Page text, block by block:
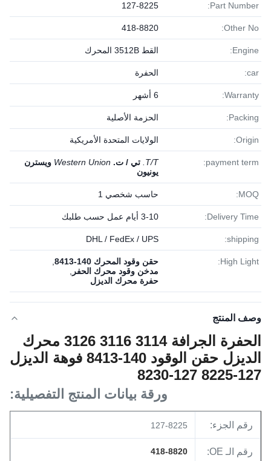
Part Number:
127-8225
Other No:
418-8820
Engine: القط 3512B المحرك
car: الحفرة
Warranty: 6 أشهر
Packing: الحزمة الأصلية
Origin: الولايات المتحدة الأمريكية
payment term:
T/T. تي / ت. Western Union ويسترن
يونيون
MOQ: حاسب شخصي 1
Delivery Time: 3-10 أيام عمل حسب طلبك
shipping:
DHL / FedEx / UPS
High Light: حقن وقود المحرك 140-8413
مدخن وقود محرك الحفر
حفرة محرك الديزل
وصف المنتج
الحفرة الجرافة 3114 3116 3126 محرك
الديزل حقن الوقود 140-8413 فوهة الديزل
127-8225 127-8230
ورقة بيانات المنتج التفصيلية:
رقم الجزء: 127-8225
رقم الـ OE: 418-8820